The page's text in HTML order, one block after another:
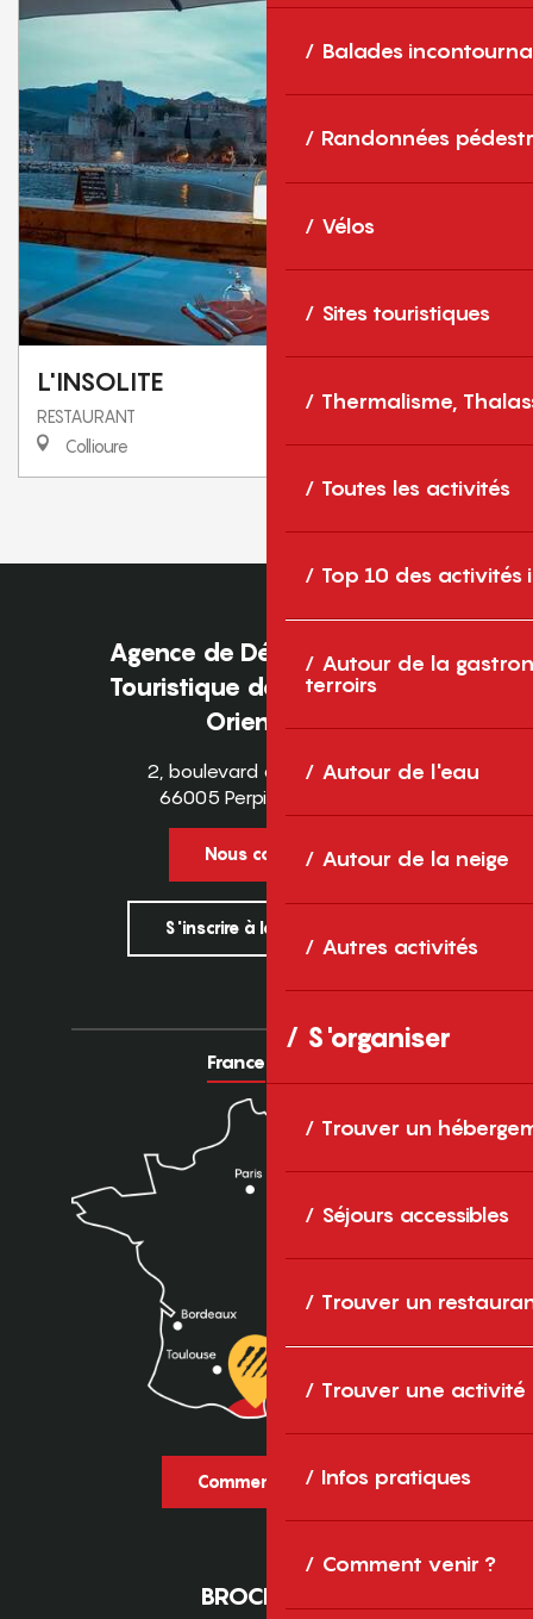
Balades
Randonnées
Vélos
Sites touristiques
Thermalisme,
Toutes les activités
Top 10 des activités
Autour de la
terroirs
Autour de l'eau
Autour de la neige
Autres activités
S'organiser
Trouver un
Séjours accessibles
Trouver un
Trouver une activité
Infos pratiques
Comment venir ?
L'INSOLITE
RESTAURANT
Collioure
Agence de Développement
Touristique des Pyrénées-
Orientales
2, boulevard des Pyrénées
66005 Perpignan Cedex
Nous contacter
S'inscrire à la newsletter
France
Comment venir ?
BROCHURES